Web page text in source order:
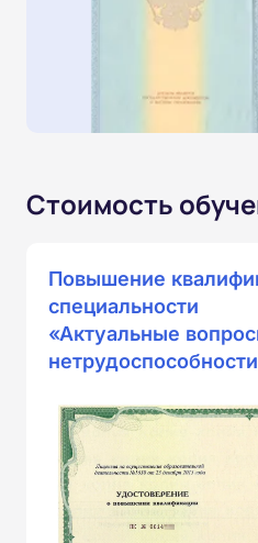
Стоимость
Повышение
специальности
«Актуальные